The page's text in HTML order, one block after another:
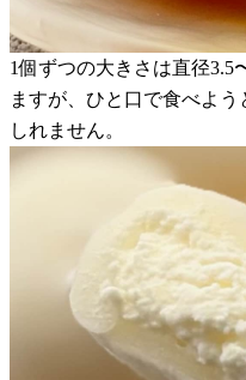
1個ずつの大きさは直径3.5
ますが、ひと口で食べよ
しれません。